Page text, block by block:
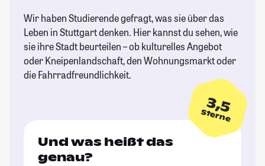
Wir haben Studierende gefragt, was sie über das
Leben in Stuttgart denken. Hier kannst du sehen, wie
sie ihre Stadt beurteilen – ob kulturelles Angebot
oder Kneipenlandschaft, den Wohnungsmarkt oder
die Fahrradfreundlichkeit.
3,5
Sterne
Und was heißt das
genau?